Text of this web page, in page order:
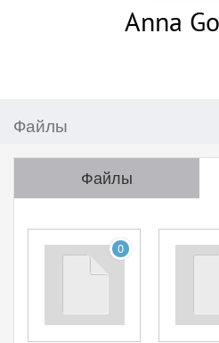
Anna
Файлы
Файлы
0